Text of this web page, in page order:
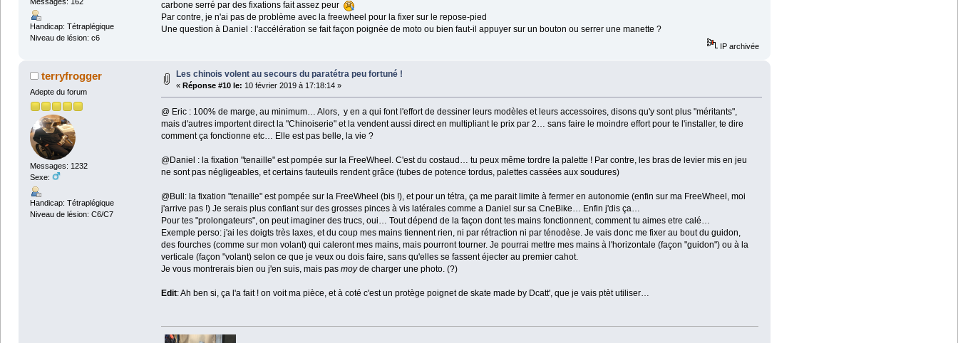
Handicap: Tétraplégique
Niveau de lésion: c6
carbone serré par des fixations fait assez peur
Par contre, je n'ai pas de problème avec la freewheel pour la fixer sur le repose-pied
Une question à Daniel : l'accélération se fait façon poignée de moto ou bien faut-il appuyer sur un bouton ou serrer une manette ?
IP archivée
terryfrogger
Adepte du forum
Messages: 1232
Sexe:
Handicap: Tétraplégique
Niveau de lésion: C6/C7
Les chinois volent au secours du paratétra peu fortuné !
« Réponse #10 le: 10 février 2019 à 17:18:14 »
@ Eric : 100% de marge, au minimum… Alors, y en a qui font l'effort de dessiner leurs modèles et leurs accessoires, disons qu'y sont plus "méritants",
mais d'autres importent direct la "Chinoiserie" et la vendent aussi direct en multipliant le prix par 2… sans faire le moindre effort pour te l'installer, te dire
comment ça fonctionne etc… Elle est pas belle, la vie ?
@Daniel : la fixation "tenaille" est pompée sur la FreeWheel. C'est du costaud… tu peux même tordre la palette ! Par contre, les bras de levier mis en jeu
ne sont pas négligeables, et certains fauteuils rendent grâce (tubes de potence tordus, palettes cassées aux soudures)
@Bull: la fixation "tenaille" est pompée sur la FreeWheel (bis !), et pour un tétra, ça me parait limite à fermer en autonomie (enfin sur ma FreeWheel, moi
j'arrive pas !) Je serais plus confiant sur des grosses pinces à vis latérales comme a Daniel sur sa CneBike… Enfin j'dis ça…
Pour tes "prolongateurs", on peut imaginer des trucs, oui… Tout dépend de la façon dont tes mains fonctionnent, comment tu aimes etre calé…
Exemple perso: j'ai les doigts très laxes, et du coup mes mains tiennent rien, ni par rétraction ni par ténodèse. Je vais donc me fixer au bout du guidon,
des fourches (comme sur mon volant) qui caleront mes mains, mais pourront tourner. Je pourrai mettre mes mains à l'horizontale (façon "guidon") ou à la
verticale (façon "volant) selon ce que je veux ou dois faire, sans qu'elles se fassent éjecter au premier cahot.
Je vous montrerais bien ou j'en suis, mais pas moyde charger une photo. (?)
Edit: Ah ben si, ça l'a fait ! on voit ma pièce, et à coté c'est un protège poignet de skate made by Dcatt', que je vais ptèt utiliser…